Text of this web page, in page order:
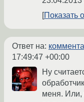
Показать
Ответ на:
17:49:47 +00:00
Ну
меня. Или,